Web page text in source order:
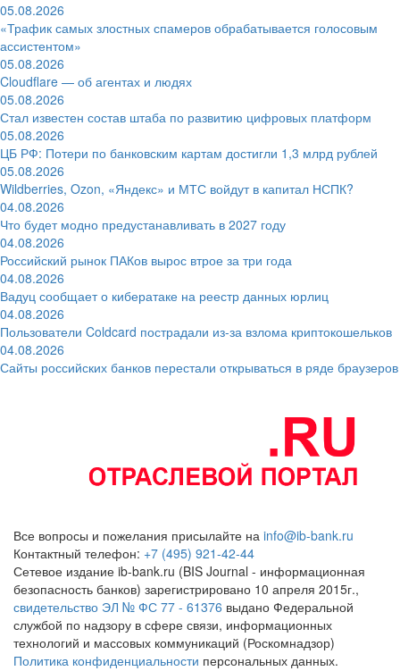
05.08.2026
«Трафик самых злостных спамеров обрабатывается голосовым
ассистентом»
05.08.2026
Cloudflare — об агентах и людях
05.08.2026
Стал известен состав штаба по развитию цифровых платформ
05.08.2026
ЦБ РФ: Потери по банковским картам достигли 1,3 млрд рублей
05.08.2026
Wildberries, Ozon, «Яндекс» и МТС войдут в капитал НСПК?
04.08.2026
Что будет модно предустанавливать в 2027 году
04.08.2026
Российский рынок ПАКов вырос втрое за три года
04.08.2026
Вадуц сообщает о кибератаке на реестр данных юрлиц
04.08.2026
Пользователи Coldcard пострадали из-за взлома криптокошельков
04.08.2026
Сайты российских банков перестали открываться в ряде браузеров
Все вопросы и пожелания присылайте на info@ib-bank.ru
Контактный телефон: +7 (495) 921-42-44
Сетевое издание ib-bank.ru (BIS Journal - информационная
безопасность банков) зарегистрировано 10 апреля 2015г.,
свидетельство ЭЛ № ФС 77 - 61376 выдано Федеральной
службой по надзору в сфере связи, информационных
технологий и массовых коммуникаций (Роскомнадзор)
Политика конфиденциальности персональных данных.